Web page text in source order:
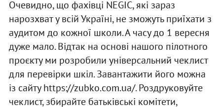
Очевидно, що фахівці NEGIC, які зараз
нарозхват у всій Україні, не зможуть приїхати з
аудитом до кожної школи. А часу до 1 вересня
дуже мало. Відтак на основі нашого пілотного
проєкту ми розробили універсальний чеклист
для перевірки шкіл. Завантажити його можна
із сайту https://zubko.com.ua/. Роздруковуйте
чеклист, збирайте батьківські комітети,